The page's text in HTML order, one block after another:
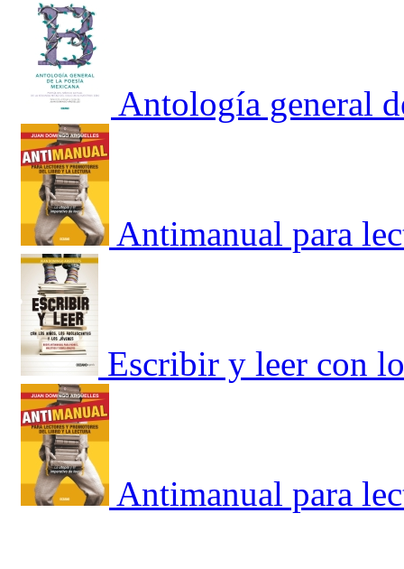
Antología general
Antimanual para
Escribir y leer con
Antimanual para